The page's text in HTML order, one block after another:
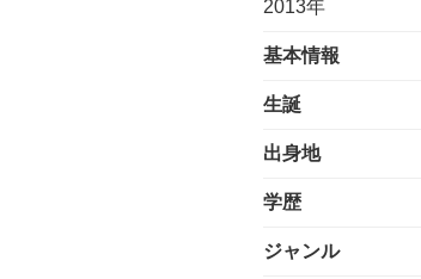
2013年
基本情報
生誕
出身地
学歴
ジャンル